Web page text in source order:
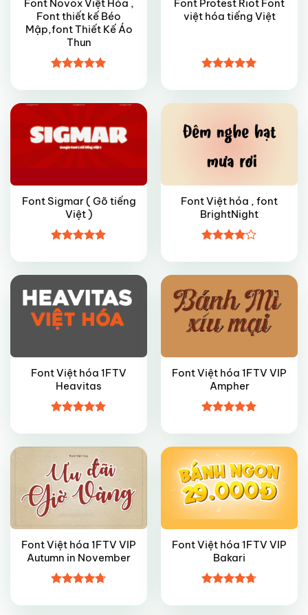
Font Novox Việt Hóa ,
Font thiết kế Béo
Mập,font Thiết Kế Áo
Thun
hạng55
sao
Font Protest Riot Font
việt hóa tiếng Việt
hạng4.95
5 sao
Font Sigmar ( Gõ tiếng
Việt )
hạng4.95
sao
Font Việt hóa , font
BrightNight
xếp hạng
45 sao
Font Việt hóa 1FTV
Heavitas
hạng4.85
sao
Font Việt hóa 1FTV VIP
Ampher
hạng4.85
sao
Font Việt hóa 1FTV VIP
Autumn in November
hạng4.75
Font Việt hóa 1FTV VIP
Bakari
hạng4.75